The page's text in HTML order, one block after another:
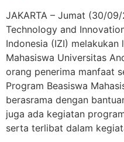
JAKARTA – Jumat (30/
Technology and
Indonesia (IZI)
Mahasiswa Universitas
orang penerima manfaat
Program Beasiswa
berasrama dengan
juga ada kegiatan
serta terlibat dalam